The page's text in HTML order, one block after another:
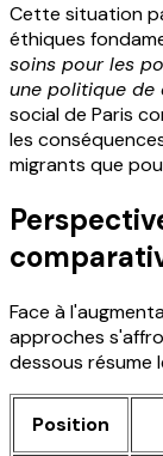
Cette situation
éthiques
soins pour les
une politique de
social de Paris
les
migrants que
Face à
approches
dessous résume
Position